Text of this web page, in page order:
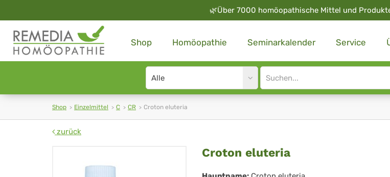
🌿Über 7000 homöopathische Mittel und
Shop Homöopathie Seminarkalender Service
Search
type
Site
search
Shop Einzelmittel C CR Croton eluteria
zurück
Croton
Croton eluteria